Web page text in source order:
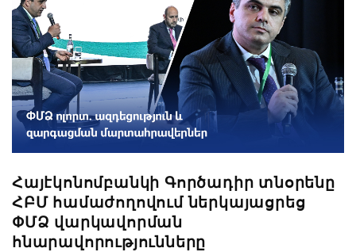
Հայէկոնոմբանկի Գործադիր տնօրենը
ՀԲՄ համաժողովում ներկայացրեց
ՓՄՁ վարկավորման
հնարավորությունները